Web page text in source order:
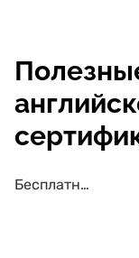
Бесплатные курсы по английскому с выдачей сертификата